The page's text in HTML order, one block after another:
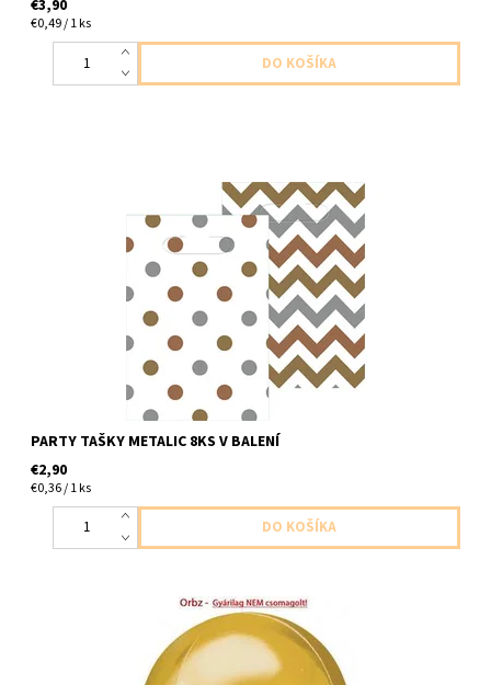
€3,90
€0,49 / 1 ks
plastové tašky metalic farba 8ks v balení 16,5x24,1cm
PARTY TAŠKY METALIC 8KS V BALENÍ
€2,90
€0,36 / 1 ks
fóliový balón orbz okrúhly zlatý 1ks v baleni velkost 38x40cm
dodavame nenafukany